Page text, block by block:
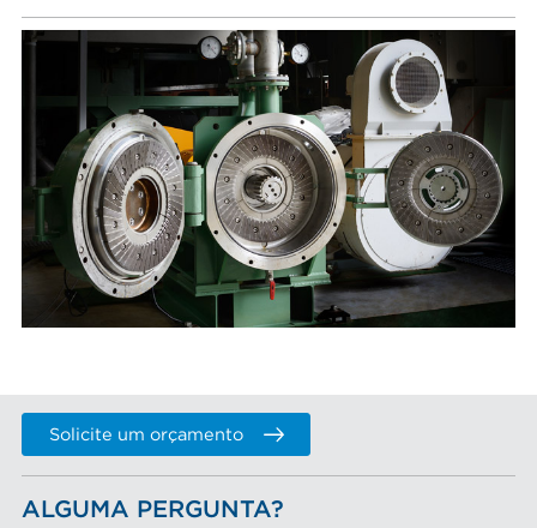
Solicite um orçamento
ALGUMA PERGUNTA?